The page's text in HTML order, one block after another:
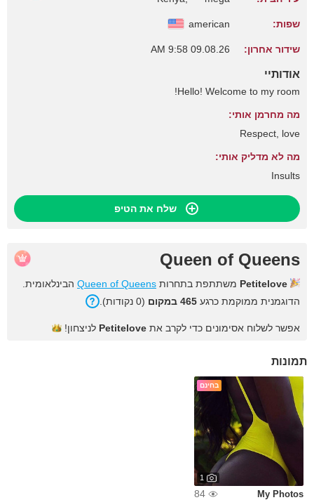
שפות: american
שידור אחרון: 09.08.26 9:58 AM
אודותיי
Hello! Welcome to my room!
מה מחרמן אותי:
Respect, love
מה לא מדליק אותי:
Insults
שלח את הטיפ
Queen of Queens
Petitelove משתתפת בתחרות Queen of Queens הבינלאומית.
הדוגמנית ממוקמת כרגע 465 במקום (0 נקודות).
אפשר לשלוח אסימונים כדי לקרב את Petitelove לניצחון!
תמונות
בחינם
1
My Photos
84